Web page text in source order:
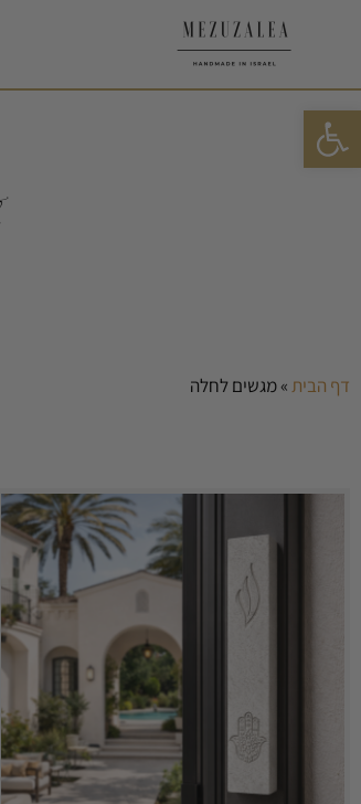
פתח סרגל נגישות
דף הבית»מגשים לחלה